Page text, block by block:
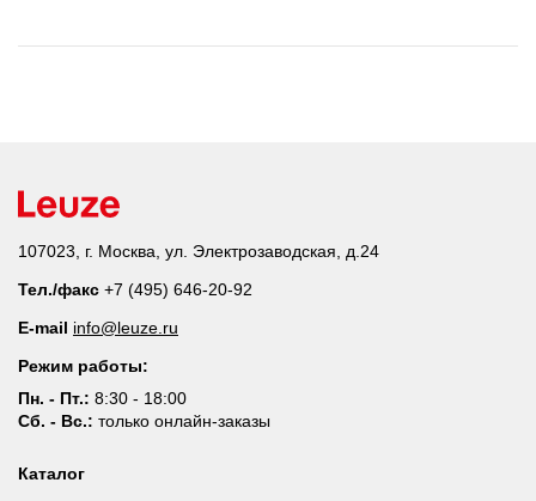
107023, г. Москва, ул. Электрозаводская, д.24
Тел./факс +7 (495) 646-20-92
E-mail info@leuze.ru
Режим работы:
Пн. - Пт.: 8:30 - 18:00
Сб. - Вс.: только онлайн-заказы
Каталог